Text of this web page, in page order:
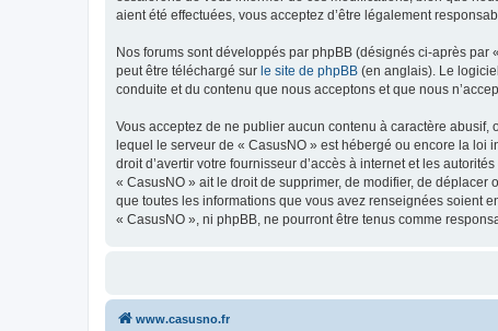
aient été effectuées, vous acceptez d’être légalement
Nos forums sont développés par phpBB (désignés ci-après
peut être téléchargé sur le site de phpBB (en anglais). Le
conduite et du contenu que nous acceptons et que nous
Vous acceptez de ne publier aucun contenu à caractère
lequel le serveur de « CasusNO » est hébergé ou encore la
droit d’avertir votre fournisseur d’accès à internet et les
« CasusNO » ait le droit de supprimer, de modifier, de déplacer
que toutes les informations que vous avez renseignées soient
« CasusNO », ni phpBB, ne pourront être tenus comme
www.casusno.fr